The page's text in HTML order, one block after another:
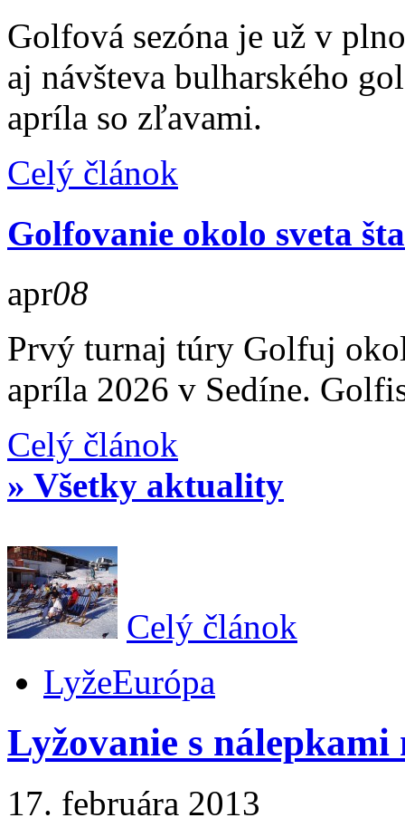
Golfová sezóna je už v
aj návšteva bulharského
apríla so zľavami.
Celý článok
Golfovanie okolo sveta
apr08
Prvý turnaj túry Golfuj
apríla 2026 v Sedíne.
Celý článok
» Všetky aktuality
Celý článok
LyžeEurópa
Lyžovanie s
17. februára 2013